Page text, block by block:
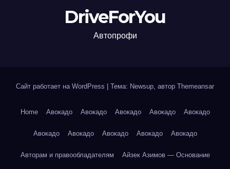
DriveForYou
Автопрофи
Сайт работает на WordPress Тема: Newsup, автор Themeansar
Home Авокадо Авокадо Авокадо Авокадо Авокадо
Авокадо Авокадо Авокадо Авокадо Авокадо
Авторам и правообладателям Айзек Азимов — Основание